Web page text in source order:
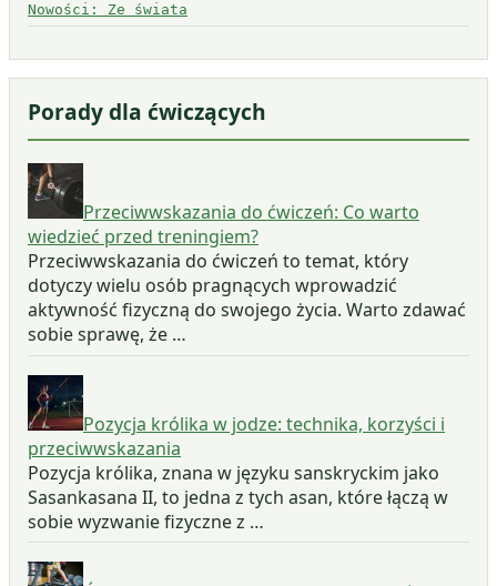
Nowości: Ze świata
Porady dla ćwiczących
Przeciwwskazania do ćwiczeń: Co warto
wiedzieć przed treningiem?
Przeciwwskazania do ćwiczeń to temat, który
dotyczy wielu osób pragnących wprowadzić
aktywność fizyczną do swojego życia. Warto zdawać
sobie sprawę, że …
Pozycja królika w jodze: technika, korzyści i
przeciwwskazania
Pozycja królika, znana w języku sanskryckim jako
Sasankasana II, to jedna z tych asan, które łączą w
sobie wyzwanie fizyczne z …